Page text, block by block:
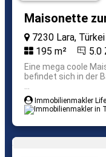
Maisonette
7230 Lara, Türkei
195 m²
5.0
Eine mega coole
befindet sich in der
Immobilienmakler